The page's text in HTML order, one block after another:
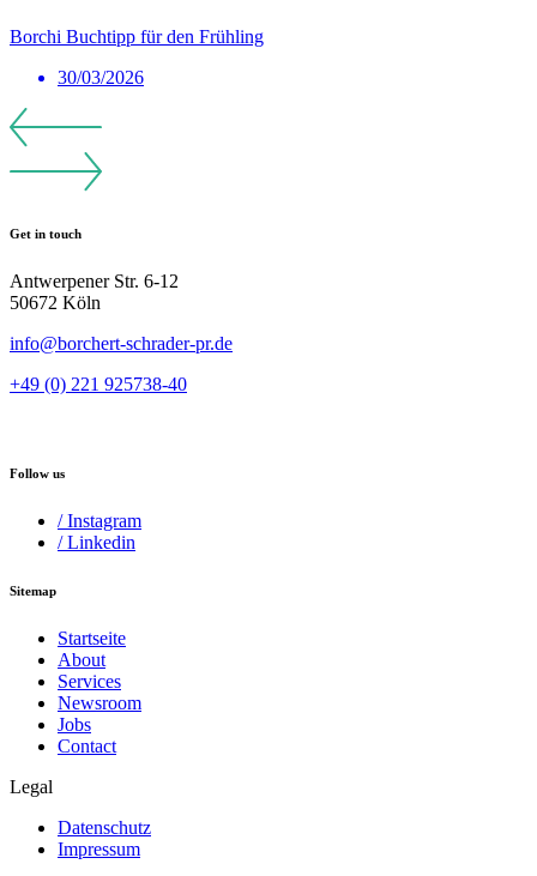
Borchi Buchtipp für den Frühling
30/03/2026
Get in touch
Antwerpener Str. 6-12
50672 Köln
info@borchert-schrader-pr.de
+49 (0) 221 925738-40
Follow us
/ Instagram
/ Linkedin
Sitemap
Startseite
About
Services
Newsroom
Jobs
Contact
Legal
Datenschutz
Impressum